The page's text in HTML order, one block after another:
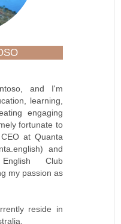
and I'm
learning,
engaging
fortunate to
at Quanta
and
Club
my passion as
reside in